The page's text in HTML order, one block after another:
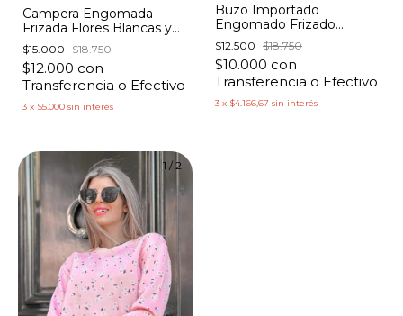
Campera Engomada
Frizada Flores Blancas y
Verdes
$15.000 $18.750
$12.000 con
Transferencia o Efectivo
3 x $5.000 sin interés
Buzo Importado
Engomado Frizado
Estampado Franjas y
Estrellas
$12.500 $18.750
$10.000 con
Transferencia o Efectivo
3 x $4.166,67 sin interés
1 / 2